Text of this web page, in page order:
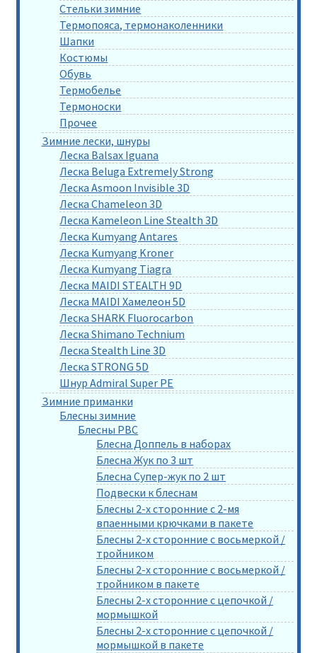
Стельки зимние
Термопояса, термонаколенники
Шапки
Костюмы
Обувь
Термобелье
Термоноски
Прочее
Зимние лески, шнуры
Леска Balsax Iguana
Леска Beluga Extremely Strong
Леска Asmoon Invisible 3D
Леска Chameleon 3D
Леска Kameleon Line Stealth 3D
Леска Kumyang Antares
Леска Kumyang Kroner
Леска Kumyang Tiagra
Леска MAIDI STEALTH 9D
Леска MAIDI Хамелеон 5D
Леска SHARK Fluorocarbon
Леска Shimano Technium
Леска Stealth Line 3D
Леска STRONG 5D
Шнур Admiral Super PE
Зимние приманки
Блесны зимние
Блесны РВС
Блесна Доппель в наборах
Блесна Жук по 3 шт
Блесна Супер-жук по 2 шт
Подвески к блеснам
Блесны 2-х сторонние с 2-мя
впаенными крючками в пакете
Блесны 2-х сторонние с восьмеркой /
тройником
Блесны 2-х сторонние с восьмеркой /
тройником в пакете
Блесны 2-х сторонние с цепочкой /
мормышкой
Блесны 2-х сторонние с цепочкой /
мормышкой в пакете